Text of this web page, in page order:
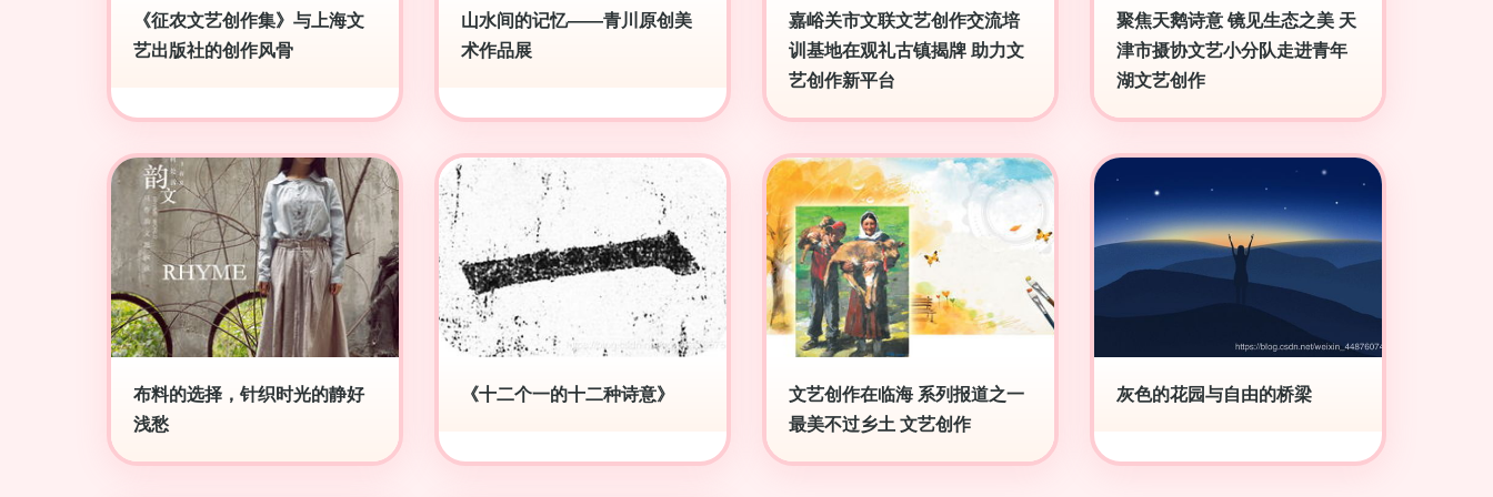
《征农文艺创作集》与上海文
艺出版社的创作风骨
山水间的记忆——青川原创美
术作品展
嘉峪关市文联文艺创作交流培
训基地在观礼古镇揭牌 助力文
艺创作新平台
聚焦天鹅诗意 镜见生态之美 天
津市摄协文艺小分队走进青年
湖文艺创作
布料的选择，针织时光的静好
浅愁
《十二个一的十二种诗意》
文艺创作在临海 系列报道之一
最美不过乡土 文艺创作
灰色的花园与自由的桥梁